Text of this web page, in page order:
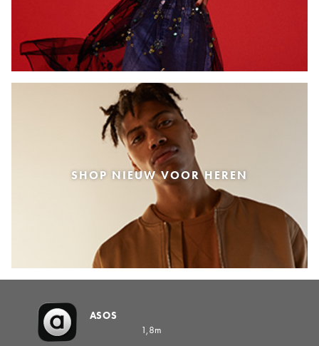
SHOP NIEUW VOOR HEREN
ASOS
1,8m